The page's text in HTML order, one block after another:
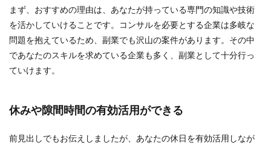
まず、おすすめの理由は、あなたが持っている専門の知識や技術
を活かしていけることです。コンサルを必要とする企業は多岐な
問題を抱えているため、副業でも沢山の案件があります。その中
であなたのスキルを求めている企業も多く、副業として十分行っ
ていけます。
休みや隙間時間の有効活用ができる
前見出しでもお伝えしましたが、あなたの休日を有効活用しなが